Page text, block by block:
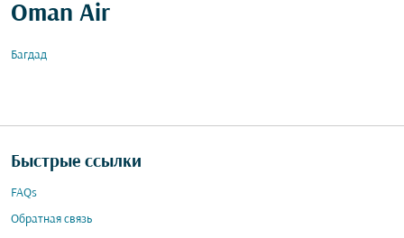
Oman Air
Багдад
Быстрые ссылки
FAQs
Обратная связь